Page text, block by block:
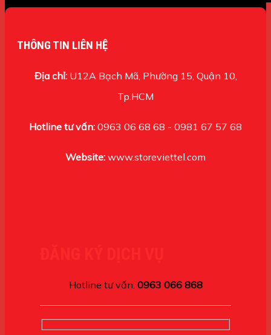
THÔNG TIN LIÊN HỆ
Địa chỉ:U12A Bạch Mã, Phường 15, Quận 10,
Tp.HCM
Hotline tư vấn: 0963 06 68 68 - 0981 67 57 68
Website: www.storeviettel.com
Hotline tư vấn: 0963 066 868